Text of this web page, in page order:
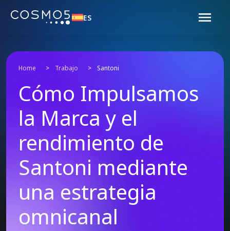
ES
Home > Trabajo > Santoni
Cómo Impulsamos
la Marca y el
rendimiento de
Santoni mediante
una estrategia
omnicanal